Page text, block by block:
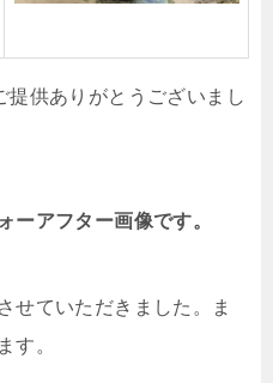
供ありがとうございまし
ーアフター画像です。
せていただきました。ま
す。